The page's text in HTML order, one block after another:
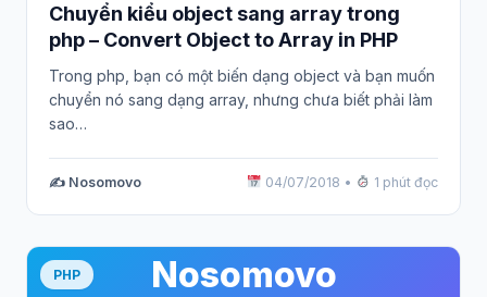
Chuyển kiểu object sang array trong
php – Convert Object to Array in PHP
Trong php, bạn có một biến dạng object và bạn muốn
chuyển nó sang dạng array, nhưng chưa biết phải làm
sao…
✍️ Nosomovo 04/07/2018 • 1 phút đọc
Nosomovo
PHP